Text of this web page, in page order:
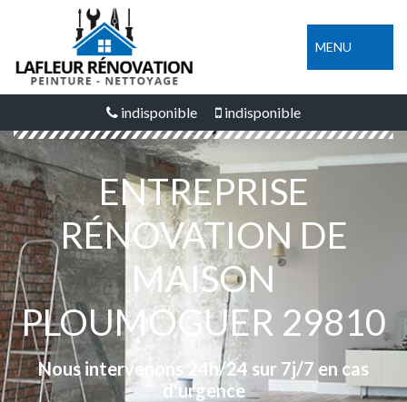
MENU
indisponible indisponible
ENTREPRISE
RÉNOVATION DE
MAISON
PLOUMOGUER 29810
Nous intervenons 24h/24 sur 7j/7 en cas
d'urgence